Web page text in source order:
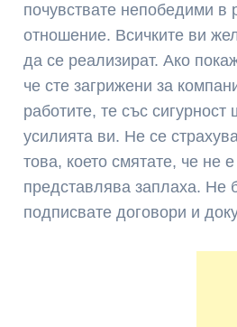
почувствате непобедими в
отношение. Всичките ви
да се реализират. Ако
че сте загрижени за
работите, те със сигурност
усилията ви. Не се
това, което смятате, че не
представлява заплаха. Не
подписвате договори и